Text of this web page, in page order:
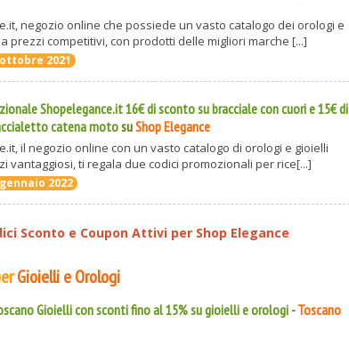
negozio online che possiede un vasto catalogo dei orologi e
prezzi competitivi, con prodotti delle migliori marche [...]
2021
Shopelegance.it 16€ di sconto su bracciale con cuori e 15€ di
catena motosuShop Elegance
il negozio online con un vasto catalogo di orologi e gioielli
vantaggiosi, ti regala due codici promozionali per rice[...]
2022
Sconto e Coupon Attivi per Shop Elegance
Gioielli e Orologi
Gioielli con sconti fino al 15% su gioielli e orologi -Toscano